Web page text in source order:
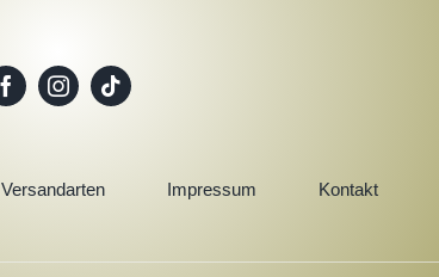
Versandarten Impressum Kontakt